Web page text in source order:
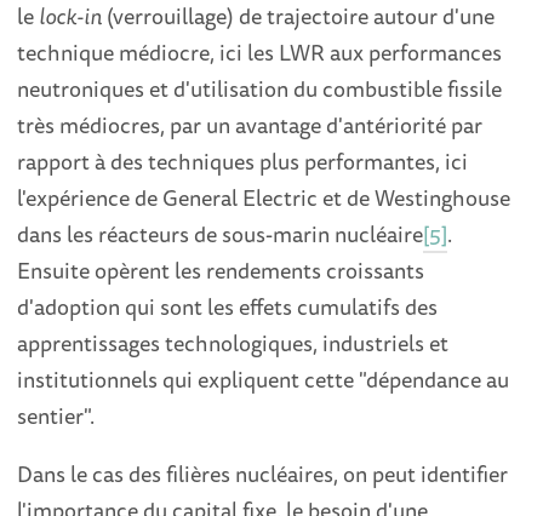
lelock-in(verrouillage) de trajectoire autour d'une
technique médiocre, ici les LWR aux performances
neutroniques et d'utilisation du combustible fissile
très médiocres, par un avantage d'antériorité par
rapport à des techniques plus performantes, ici
l'expérience de General Electric et de Westinghouse
dans les réacteurs de sous-marin nucléaire[5].
Ensuite opèrent les rendements croissants
d'adoption qui sont les effets cumulatifs des
apprentissages technologiques, industriels et
institutionnels qui expliquent cette "dépendance au
sentier".
Dans le cas des filières nucléaires, on peut identifier